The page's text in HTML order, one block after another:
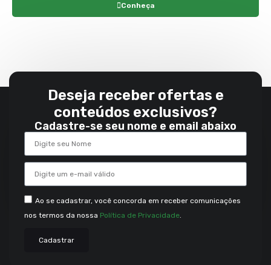
Conheça
Deseja receber ofertas e
conteúdos exclusivos?
Cadastre-se seu nome e email abaixo
Ao se cadastrar, você concorda em receber comunicações
nos termos da nossa Política de Privacidade
Cadastrar